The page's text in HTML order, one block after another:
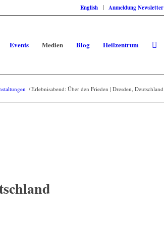
English Anmeldung Newsletter
Events Medien Blog Heilzentrum
/Erlebnisabend: Über den Frieden | Dresden, Deutschland